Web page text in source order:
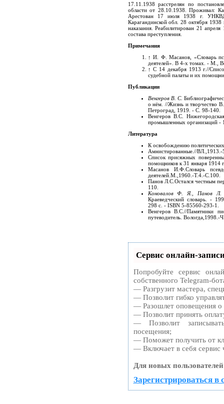
17.11.1938 расстрелян по
области от 28.10.1938. Проживал:
Арестован 17 июля 1938 г.
Карагандинской обл. 28 октября
наказания. Реабилитирован 21
состава преступления.
Примечания
↑ И. Ф. Масанов, «Словарь
деятелей». В 4-х томах. - М.,
↑ С 14 декабря 1913 г.//
судебной палаты и их
Публикации
Венгеров В. С.
о нём. //Жизнь и творчество
Петроград, 1919. - С. 98-140.
Венгеров В.С.
промышленных организаций -
Литература
К освобождению
Амнистированные.//
Список присяжных
помощников к 31 января 1914
Масанов И.Ф.Словарь
деятелей.М.,1960.-Т.4.-С.100.
Панов Л.С.Остался честным
110.
Коновалов Ф. Я., Панов
Краеведческий словарь. -
298 с. - ISBN 5-85560-293-1.
Венгеров В.С.//Памятники
путеводитель.
Сервис онлайн-
Попробуйте сервис
собственного Telegram-
— Разгрузит мастера,
— Позволит гибко
— Разошлет оповещения о
— Позволит принять
— Позволит
посещения;
— Поможет получить от
— Включает в себя сервис
Для новых
Зарегистрироваться в